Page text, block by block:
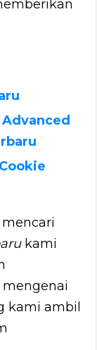
kami
kami ambil